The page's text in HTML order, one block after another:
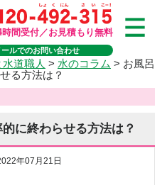
時間受付／お見積もり無料
ールでのお問い合わせ
道職人 > 水のコラム > お風呂
る方法は？
に終わらせる方法は？
年07月21日